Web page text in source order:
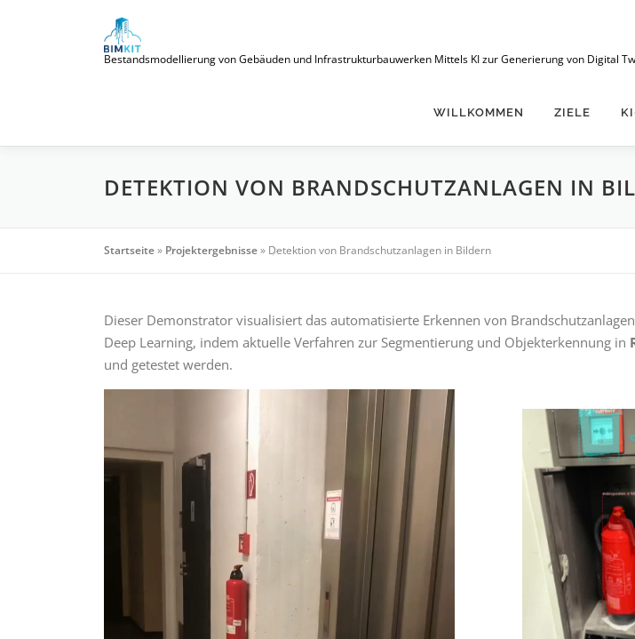
Bestandsmodellierung von Gebäuden und Infrastrukturbauwerken Mittels KI zur Generierung von Digital
WILLKOMMEN ZIELE
DETEKTION VON BRANDSCHUTZANLAGEN IN
Startseite» Projektergebnisse» Detektion von Brandschutzanlagen in Bildern
Dieser Demonstrator visualisiert das automatisierte Erkennen von
Deep Learning, indem aktuelle Verfahren zur Segmentierung und Objekterkennung in
und getestet werden.